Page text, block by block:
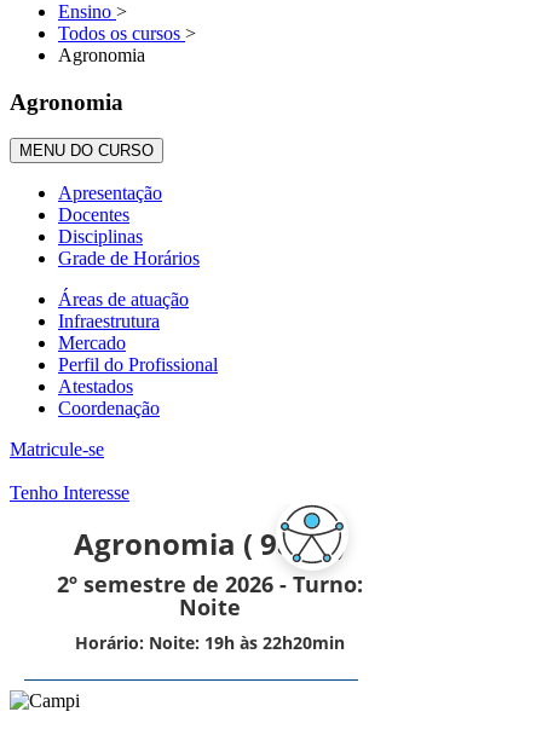
Ensino >
Todos os cursos >
Agronomia
Agronomia
MENU DO CURSO
Apresentação
Docentes
Disciplinas
Grade de Horários
Áreas de atuação
Infraestrutura
Mercado
Perfil do Profissional
Atestados
Coordenação
Matricule-se
Tenho Interesse